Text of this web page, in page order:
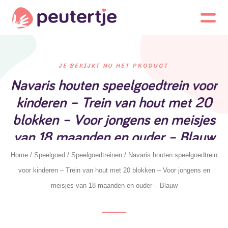
JE BEKIJKT NU HET PRODUCT
Navaris houten speelgoedtrein voor
kinderen – Trein van hout met 20
blokken – Voor jongens en meisjes
van 18 maanden en ouder – Blauw
Home / Speelgoed / Speelgoedtreinen / Navaris houten speelgoedtrein
voor kinderen – Trein van hout met 20 blokken – Voor jongens en
meisjes van 18 maanden en ouder – Blauw